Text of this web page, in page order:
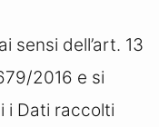
sensi dell’art. 13
2016 e si
i Dati raccolti